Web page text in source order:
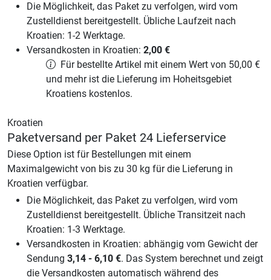
Die Möglichkeit, das Paket zu verfolgen, wird vom
Zustelldienst bereitgestellt. Übliche Laufzeit nach
Kroatien: 1-2 Werktage.
Versandkosten in Kroatien: 2,00 €
Für bestellte Artikel mit einem Wert von 50,00 €
und mehr ist die Lieferung im Hoheitsgebiet
Kroatiens kostenlos.
Kroatien
Paketversand per Paket 24 Lieferservice
Diese Option ist für Bestellungen mit einem
Maximalgewicht von bis zu 30 kg für die Lieferung in
Kroatien verfügbar.
Die Möglichkeit, das Paket zu verfolgen, wird vom
Zustelldienst bereitgestellt. Übliche Transitzeit nach
Kroatien: 1-3 Werktage.
Versandkosten in Kroatien: abhängig vom Gewicht der
Sendung 3,14 - 6,10 €. Das System berechnet und zeigt
die Versandkosten automatisch während des